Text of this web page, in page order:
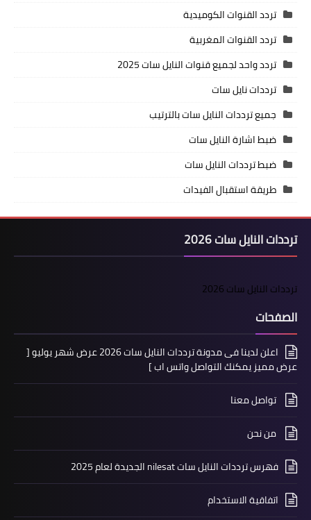
تردد القنوات الكوميدية
تردد القنوات المغربية
تردد واحد لجميع قنوات النايل سات 2025
ترددات نايل سات
جميع ترددات النايل سات بالترتيب
ضبط اشارة النايل سات
ضبط ترددات النايل سات
طريقة استقبال الفيدات
ترددات النايل سات 2026
ترددات النايل سات 2026
الصفحات
اعلن لدينا فى مدونة ترددات النايل سات 2026 عرض شهر يوليو [
عرض مميز يمكنك التواصل واتس اب ]
تواصل معنا
من نحن
فهرس ترددات النايل سات nilesat الجديدة لعام 2025
اتفاقية الاستخدام